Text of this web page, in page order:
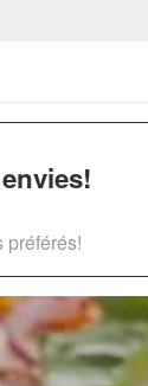
préférés!